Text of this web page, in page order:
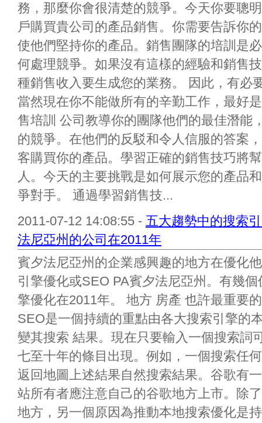
務，那麼你會很清楚的競爭。今天你要聰
戶購買貴公司的產品銷售。你需要告訴你
使他們堅持你的產品。銷售團隊的培訓是
何處理競爭。如果沒有這樣的經驗和銷售
種銷售收入要生成您的業務。 因此，有必
當然現在你不能做所有的辛勤工作，最好
售培訓 公司教導你的團隊他們的最佳潛能
的競爭。在他們的反駁和令人信服的答案
客購買你的產品。學習正確的銷售技巧將
人。今天的主要挑戰是如何展示您的產品
爭對手。 通過學習銷售技...
2011-07-12 14:08:55 - 五大趨勢中的搜索
法尼亞州的公司在2011年
賓夕法尼亞州的企業感興趣的地方在優化
引擎優化或SEO PA賓夕法尼亞州。有幾
擎優化在2011年。 地方 房產 也許最重要
SEO是一個持續的重點由各大搜索引擎的
變其搜索 結果。現在只要輸入一個搜索詞
七至十年的條目出現。例如，一個搜索任
返回地圖上述結果自然搜索結果。谷歌有
站所有者應注意自己的谷歌地方上市。除
地方，另一個原因為推動本地搜索優化是